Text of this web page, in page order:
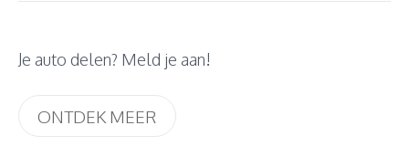
Je auto delen? Meld je aan!
ONTDEK MEER